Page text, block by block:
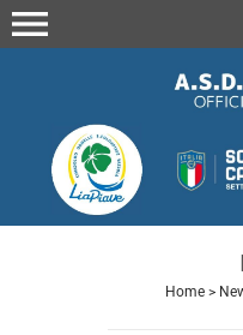
menu
Home>